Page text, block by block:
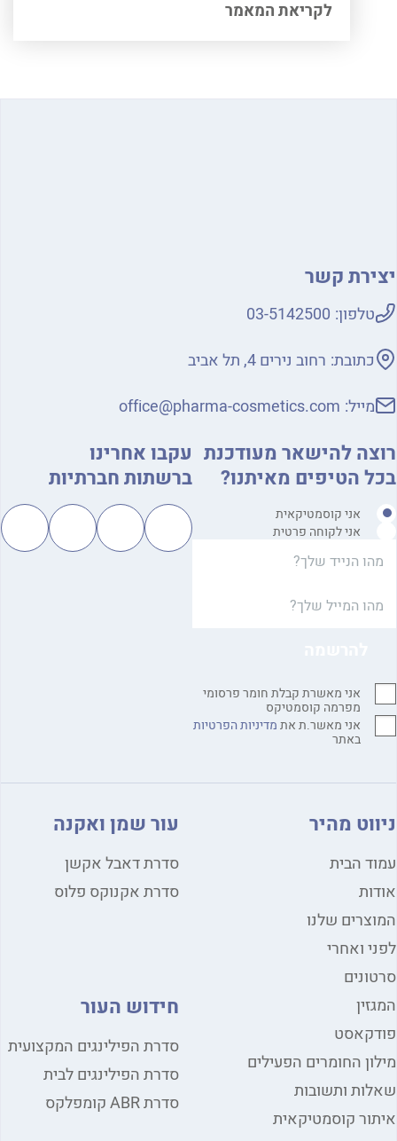
לקריאת המאמר
קשר
טלפון: 03-5142500
כתובת: רחוב נירים 4, תל אביב
מייל:office@pharma-cosmetics.com
להישאר מעודכנת
הטיפים מאיתנו?
אני קוסמטיקאית
אני לקוחה פרטית
אני מאשרת קבלת חומר פרסומי
מפרמה קוסמטיקס
אני מאשר.ת אתמדיניות הפרטיות
באתר
עקבו אחרינו
ברשתות חברתיות
מהיר
הבית
שלנו
ואחרי
החומרים הפעילים
ותשובות
קוסמטיקאית
עור שמן ואקנה
סדרת דאבל אקשן
סדרת אקנוקס פלוס
חידוש העור
סדרת הפילינגים המקצועית
סדרת הפילינגים לבית
סדרת ABR קומפלקס